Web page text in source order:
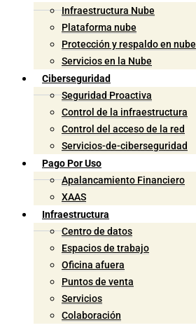
Infraestructura Nube
Plataforma nube
Protección y respaldo en nube
Servicios en la Nube
Ciberseguridad
Seguridad Proactiva
Control de la infraestructura
Control del acceso de la red
Servicios-de-ciberseguridad
Pago Por Uso
Apalancamiento Financiero
XAAS
Infraestructura
Centro de datos
Espacios de trabajo
Oficina afuera
Puntos de venta
Servicios
Colaboración